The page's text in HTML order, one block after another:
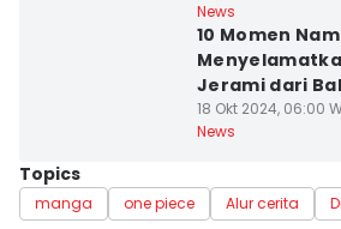
News
10 Momen
Jerami dari
Piece
18 Okt 2024, 06:00
News
Topics
manga one piece Alur cerita